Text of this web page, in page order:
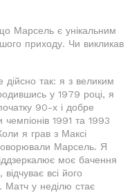
Марсель є унікальним
приходу. Чи викликав
так: я з великим
у 1979 році, я
90-х і добре
1991 та 1993
я грав з Максі
Марсель. Я
моє бачення
всі його
Матч у неділю стає